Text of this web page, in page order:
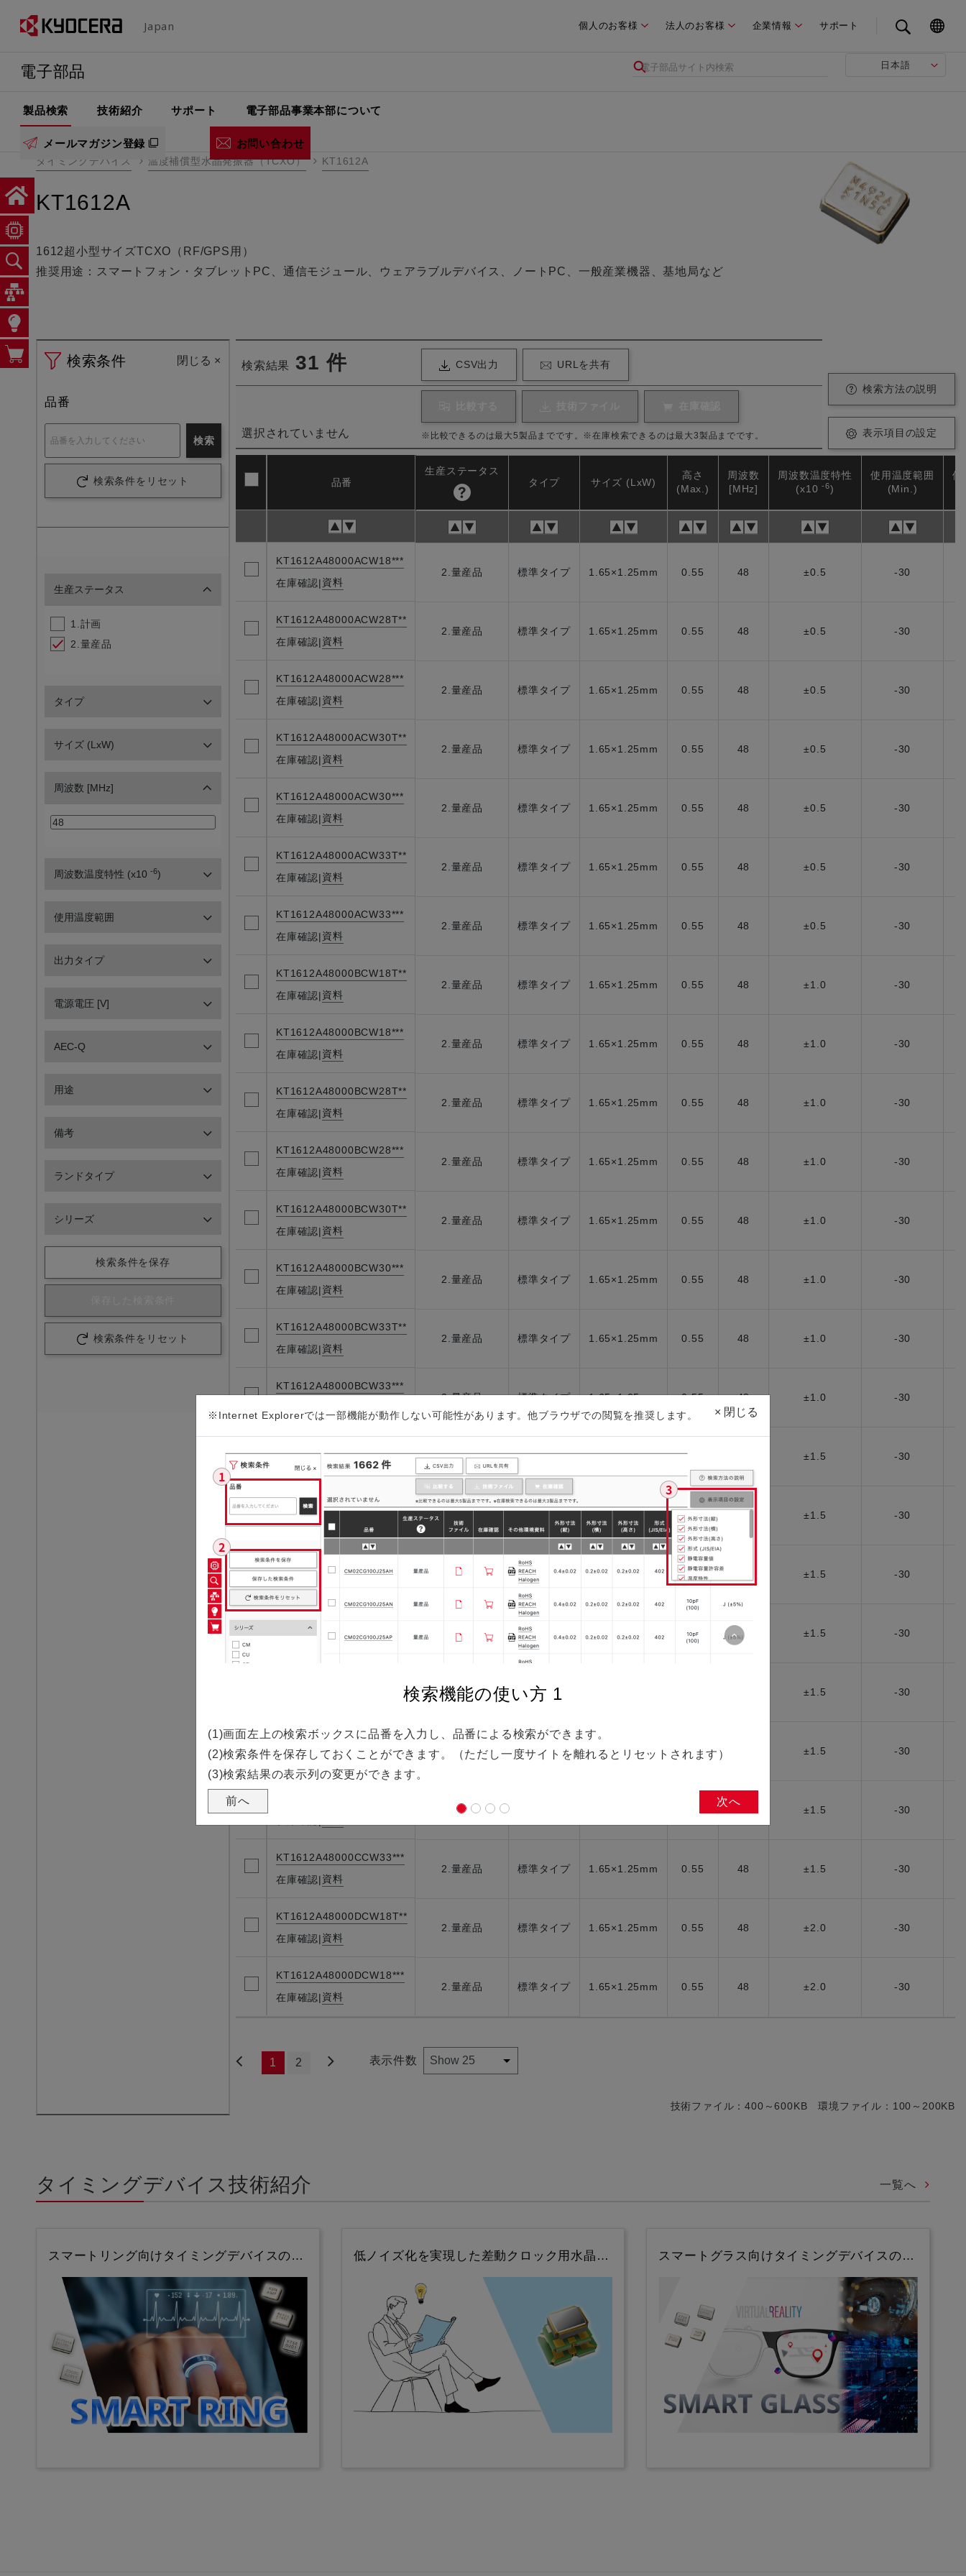
移
動
Japan 個人のお客様 法人のお客様 企業情報 サポート
電子部品 日本語
製品検索 技術紹介 サポート 電子部品事業本部について
メールマガジン登録 お問い合わせ
タイミングデバイス 温度補償型水晶発振器（TCXO） KT1612A
KT1612A
1612超小型サイズTCXO（RF/GPS用）
推奨用途：スマートフォン・タブレットPC、通信モジュール、ウェアラブルデバイス、ノートPC、一般産業機器、基地局など
閉じる ×
検索条件
品番
検索
検索条件をリセット
生産ステータス
1.計画
2.量産品
タイプ
サイズ (LxW)
周波数 [MHz]
周波数温度特性 (x10 -6)
使用温度範囲
出力タイプ
電源電圧 [V]
AEC-Q
用途
備考
ランドタイプ
シリーズ
検索条件を保存
検索条件をリセット
検索結果 31 件 CSV出力 URLを共有
選択されていません ※比較できるのは最大5製品までです。 ※在庫検索できるのは最大3製品までです。
検索方法の説明
※Internet Explorerでは一部機能が動作しない可能性があります。他ブラウザでの閲覧を推奨します。 × 閉じる
検索機能の使い方 1
(1)画面左上の検索ボックスに品番を入力し、品番による検索ができます。
(2)検索条件を保存しておくことができます。（ただし一度サイトを離れるとリセットされます）
(3)検索結果の表示列の変更ができます。
前へ 次へ
表示項目の設定
KT1612A48000ACW18***
在庫確認|資料
2.量産品 標準タイプ 1.65×1.25mm 0.55 48 ±0.5 -30
KT1612A48000ACW28T**
在庫確認|資料
2.量産品 標準タイプ 1.65×1.25mm 0.55 48 ±0.5 -30
KT1612A48000ACW28***
在庫確認|資料
2.量産品 標準タイプ 1.65×1.25mm 0.55 48 ±0.5 -30
KT1612A48000ACW30T**
在庫確認|資料
2.量産品 標準タイプ 1.65×1.25mm 0.55 48 ±0.5 -30
KT1612A48000ACW30***
在庫確認|資料
2.量産品 標準タイプ 1.65×1.25mm 0.55 48 ±0.5 -30
KT1612A48000ACW33T**
在庫確認|資料
2.量産品 標準タイプ 1.65×1.25mm 0.55 48 ±0.5 -30
KT1612A48000ACW33***
在庫確認|資料
2.量産品 標準タイプ 1.65×1.25mm 0.55 48 ±0.5 -30
KT1612A48000BCW18T**
在庫確認|資料
2.量産品 標準タイプ 1.65×1.25mm 0.55 48 ±1.0 -30
KT1612A48000BCW18***
在庫確認|資料
2.量産品 標準タイプ 1.65×1.25mm 0.55 48 ±1.0 -30
KT1612A48000BCW28T**
在庫確認|資料
2.量産品 標準タイプ 1.65×1.25mm 0.55 48 ±1.0 -30
KT1612A48000BCW28***
在庫確認|資料
2.量産品 標準タイプ 1.65×1.25mm 0.55 48 ±1.0 -30
KT1612A48000BCW30T**
在庫確認|資料
2.量産品 標準タイプ 1.65×1.25mm 0.55 48 ±1.0 -30
KT1612A48000BCW30***
在庫確認|資料
2.量産品 標準タイプ 1.65×1.25mm 0.55 48 ±1.0 -30
KT1612A48000BCW33T**
在庫確認|資料
2.量産品 標準タイプ 1.65×1.25mm 0.55 48 ±1.0 -30
KT1612A48000BCW33***
資料
2.量産品 標準タイプ 1.65×1.25mm 0.55 48 ±1.0 -30
在庫確認
資料
2.量産品 標準タイプ 1.65×1.25mm 0.55 ±1.5 -30
KT1612A48000CCW18***
在庫確認| 資料
0.55 ±1.5 -30
KT1612A48000CCW28T**
在庫確認
2.量産品 標準タイプ 1.65×1.25mm 0.55 ±1.5 -30
KT1612A48000CCW28***
資料
2.量産品 標準タイプ 1.65×1.25mm 0.55 48 ±1.5 -30
2.量産品 標準タイプ ±1.5 -30
KT1612A48000CCW30***
在庫確認
資料
2.量産品 標準タイプ 1.65×1.25mm 0.55 ±1.5 -30
2.量産品 ±1.5 -30
KT1612A48000CCW33***
在庫確認|資料
2.量産品 標準タイプ 1.65×1.25mm 0.55 48 ±1.5 -30
KT1612A48000DCW18T**
在庫確認|資料
2.量産品 標準タイプ 1.65×1.25mm 0.55 48 ±2.0 -30
KT1612A48000DCW18***
在庫確認|資料
2.量産品 標準タイプ 1.65×1.25mm 0.55 48 ±2.0 -30
品番
生産ステータス
タイプ
サイズ (LxW)
高さ
(Max.)
周波数
[MHz]
周波数温度特性
(x10-6)
使用温度範囲
(Min.)
使
1 2 表示件数
技術ファイル：400～600KB 環境ファイル：100～200KB
タイミングデバイス技術紹介 一覧へ
スマートリング向けタイミングデバイスの… 低ノイズ化を実現した差動クロック用水晶… スマートグラス向けタイミングデバイスの…